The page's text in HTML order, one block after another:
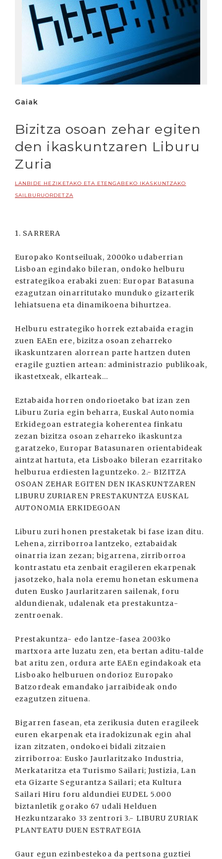
Gaiak
Bizitza osoan zehar egiten
den ikaskuntzaren Liburu
Zuria
LANBIDE HEZIKETAKO ETA ETENGABEKO IKASKUNTZAKO
SAILBURUORDETZA
1. SARRERA
Europako Kontseiluak, 2000ko udaberrian
Lisboan egindako bileran, ondoko helburu
estrategikoa erabaki zuen: Europar Batasuna
ezagutzan oinarritutako munduko gizarterik
lehiatsuena eta dinamikoena bihurtzea.
Helburu estrategiko horrek eztabaida eragin
zuen EAEn ere, bizitza osoan zeharreko
ikaskuntzaren alorrean parte hartzen duten
eragile guztien artean: administrazio publikoak,
ikastetxeak, elkarteak…
Eztabaida horren ondorioetako bat izan zen
Liburu Zuria egin beharra, Euskal Autonomia
Erkidegoan estrategia koherentea finkatu
zezan bizitza osoan zeharreko ikaskuntza
garatzeko, Europar Batasunaren orientabideak
aintzat hartuta, eta Lisboako bileran ezarritako
helburua erdiesten laguntzeko. 2.- BIZITZA
OSOAN ZEHAR EGITEN DEN IKASKUNTZAREN
LIBURU ZURIAREN PRESTAKUNTZA EUSKAL
AUTONOMIA ERKIDEGOAN
Liburu zuri honen prestaketak bi fase izan ditu.
Lehena, zirriborroa lantzeko, eztabaidak
oinarria izan zezan; bigarrena, zirriborroa
kontrastatu eta zenbait eragileren ekarpenak
jasotzeko, hala nola eremu honetan eskumena
duten Eusko Jaurlaritzaren sailenak, foru
aldundienak, udalenak eta prestakuntza-
zentroenak.
Prestakuntza- edo lantze-fasea 2003ko
martxora arte luzatu zen, eta bertan aditu-talde
bat aritu zen, ordura arte EAEn egindakoak eta
Lisboako helburuen ondorioz Europako
Batzordeak emandako jarraibideak ondo
ezagutzen zituena.
Bigarren fasean, eta zerikusia duten eragileek
euren ekarpenak eta iradokizunak egin ahal
izan zitzaten, ondokoei bidali zitzaien
zirriborroa: Eusko Jaurlaritzako Industria,
Merkataritza eta Turismo Sailari; Justizia, Lan
eta Gizarte Segurantza Sailari; eta Kultura
Sailari Hiru foru aldundiei EUDEL 5.000
biztanletik gorako 67 udali Helduen
Hezkuntzarako 33 zentrori 3.- LIBURU ZURIAK
PLANTEATU DUEN ESTRATEGIA
Gaur egun ezinbestekoa da pertsona guztiei